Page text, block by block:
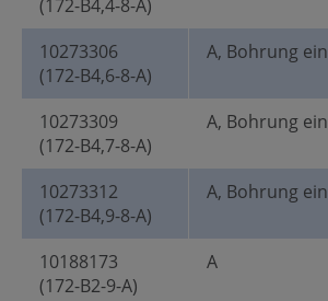
(172-B4,4-8-A)
10273306
(172-B4,6-8-A)
A, Bohrung
10273309
(172-B4,7-8-A)
A, Bohrung
10273312
(172-B4,9-8-A)
A, Bohrung
10188173
(172-B2-9-A)
A